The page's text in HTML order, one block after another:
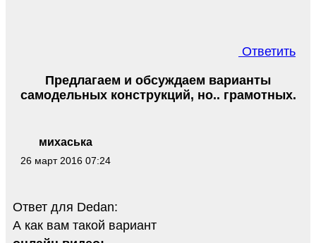
Ответить
михаська
26 март 2016 07:24
Предлагаем и обсуждаем варианты
самодельных конструкций, но.. грамотных.
Ответ для Dedan:
А как вам такой вариант